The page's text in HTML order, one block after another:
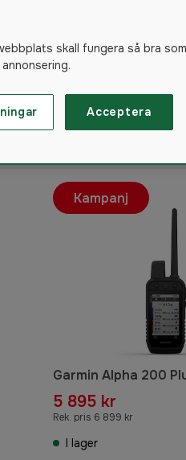
1286
Garmin Alpha 200
5 895 kr
Rek. pris 6 899 kr
I lager
Kampanj
skall fungera så bra
Acceptera